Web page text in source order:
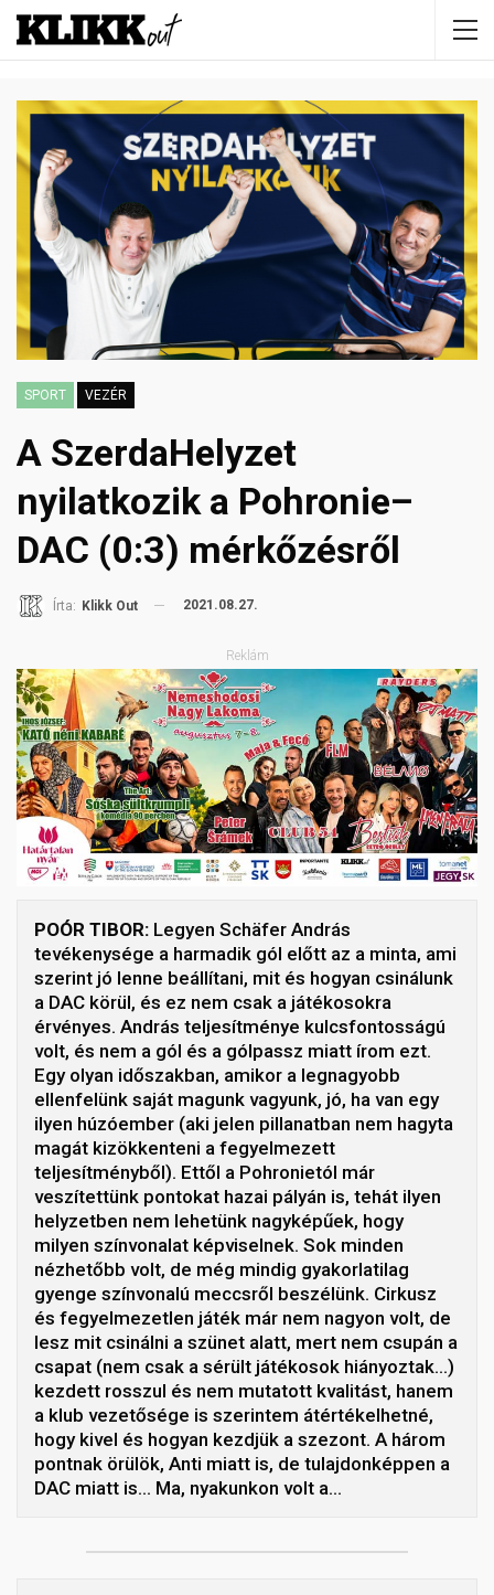
SPORT VEZÉR
A SzerdaHelyzet
nyilatkozik a Pohronie–
DAC (0:3) mérkőzésről
Írta: Klikk Out 2021.08.27.
Reklám
POÓR TIBOR: Legyen Schäfer András
tevékenysége a harmadik gól előtt az a minta, ami
szerint jó lenne beállítani, mit és hogyan csinálunk
a DAC körül, és ez nem csak a játékosokra
érvényes. András teljesítménye kulcsfontosságú
volt, és nem a gól és a gólpassz miatt írom ezt.
Egy olyan időszakban, amikor a legnagyobb
ellenfelünk saját magunk vagyunk, jó, ha van egy
ilyen húzóember (aki jelen pillanatban nem hagyta
magát kizökkenteni a fegyelmezett
teljesítményből). Ettől a Pohronietól már
veszítettünk pontokat hazai pályán is, tehát ilyen
helyzetben nem lehetünk nagyképűek, hogy
milyen színvonalat képviselnek. Sok minden
nézhetőbb volt, de még mindig gyakorlatilag
gyenge színvonalú meccsről beszélünk. Cirkusz
és fegyelmezetlen játék már nem nagyon volt, de
lesz mit csinálni a szünet alatt, mert nem csupán a
csapat (nem csak a sérült játékosok hiányoztak…)
kezdett rosszul és nem mutatott kvalitást, hanem
a klub vezetősége is szerintem átértékelhetné,
hogy kivel és hogyan kezdjük a szezont. A három
pontnak örülök, Anti miatt is, de tulajdonképpen a
DAC miatt is… Ma, nyakunkon volt a…